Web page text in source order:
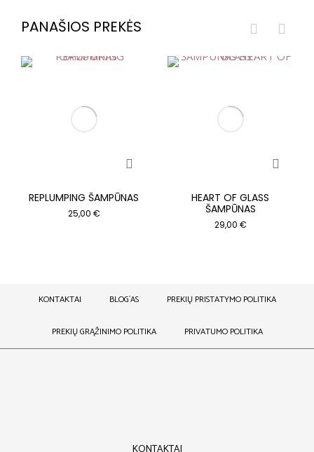
PANAŠIOS PREKĖS
REPLUMPING ŠAMPŪNAS
25,00 €
HEART OF GLASS
ŠAMPŪNAS
29,00 €
KONTAKTAI BLOG`AS PREKIŲ PRISTATYMO POLITIKA
PREKIŲ GRĄŽINIMO POLITIKA PRIVATUMO POLITIKA